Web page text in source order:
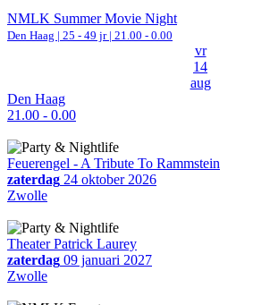
NMLK Summer Movie Night
Den Haag | 25 - 49 jr | 21.00 - 0.00
vr
14
aug
Den Haag
21.00 - 0.00
Feuerengel - A Tribute To Rammstein
zaterdag 24 oktober 2026
Zwolle
Theater Patrick Laurey
zaterdag 09 januari 2027
Zwolle